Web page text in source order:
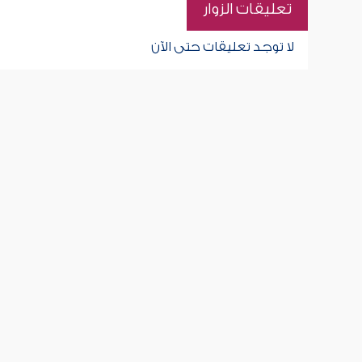
تعليقات الزوار
لا توجد تعليقات حتى الآن